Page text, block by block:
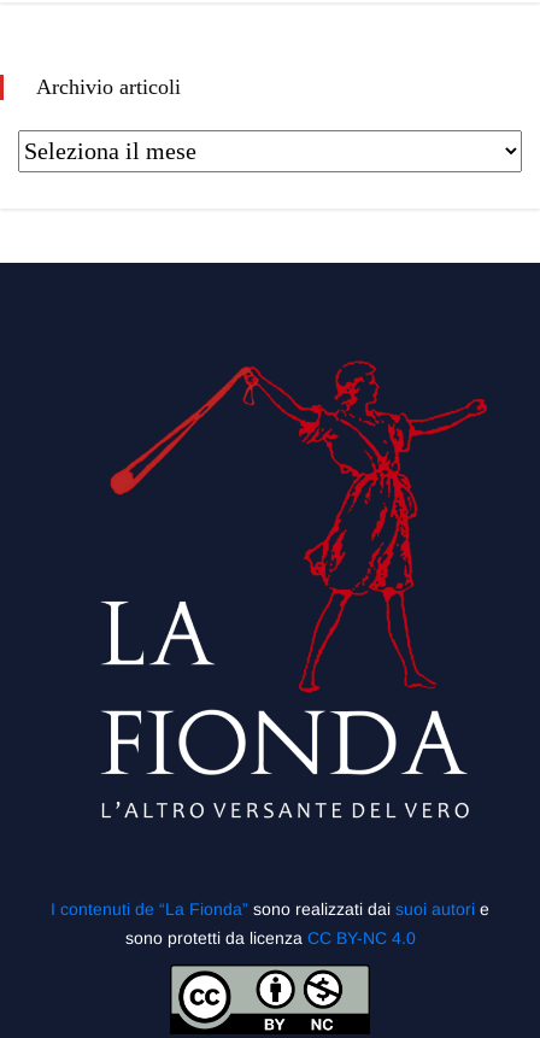
Archivio articoli
I contenuti de “La Fionda” sono realizzati dai suoi autori e
sono protetti da licenza CC BY-NC 4.0